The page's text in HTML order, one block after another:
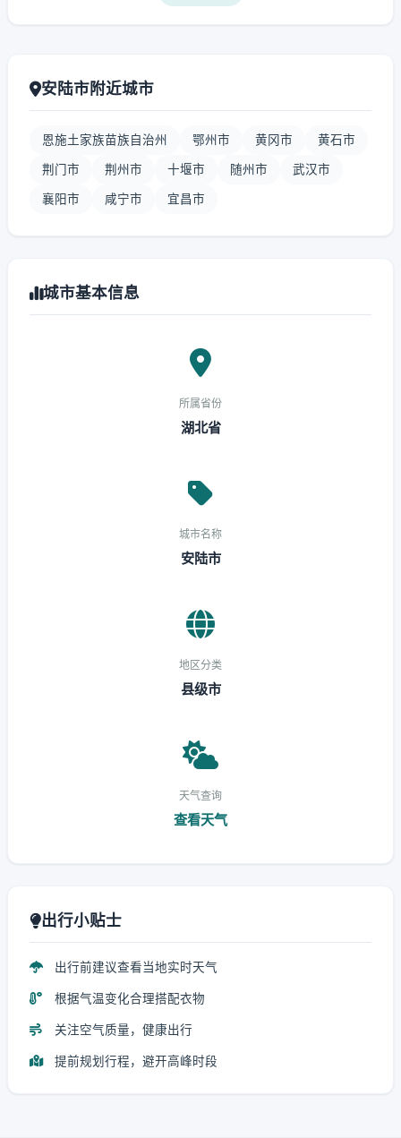
安陆市附近城市
恩施土家族苗族自治州 鄂州市 黄冈市 黄石市
荆门市 荆州市 十堰市 随州市 武汉市
襄阳市 咸宁市 宜昌市
城市基本信息
所属省份
湖北省
城市名称
安陆市
地区分类
县级市
天气查询
查看天气
出行小贴士
出行前建议查看当地实时天气
根据气温变化合理搭配衣物
关注空气质量，健康出行
提前规划行程，避开高峰时段